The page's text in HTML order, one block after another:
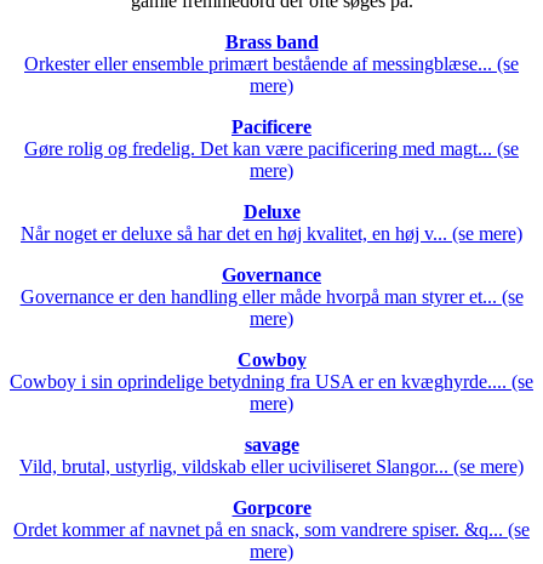
Brass band
Orkester eller ensemble primært bestående af messingblæse... (se
mere)
Pacificere
Gøre rolig og fredelig. Det kan være pacificering med magt... (se
mere)
Deluxe
Når noget er deluxe så har det en høj kvalitet, en høj v... (se mere)
Governance
Governance er den handling eller måde hvorpå man styrer et... (se
mere)
Cowboy
Cowboy i sin oprindelige betydning fra USA er en kvæghyrde.... (se
mere)
savage
Vild, brutal, ustyrlig, vildskab eller uciviliseret Slangor... (se mere)
Gorpcore
Ordet kommer af navnet på en snack, som vandrere spiser. &q... (se
mere)